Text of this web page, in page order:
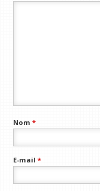
Nom*
E-mail*